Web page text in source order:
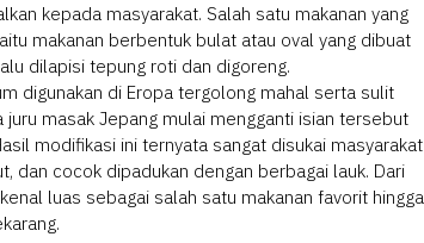
kepada masyarakat. Salah satu makanan yang
makanan berbentuk bulat atau oval yang dibuat
dilapisi tepung roti dan digoreng.
digunakan di Eropa tergolong mahal serta sulit
masak Jepang mulai mengganti isian tersebut
modifikasi ini ternyata sangat disukai masyarakat
dan cocok dipadukan dengan berbagai lauk. Dari
luas sebagai salah satu makanan favorit hingga